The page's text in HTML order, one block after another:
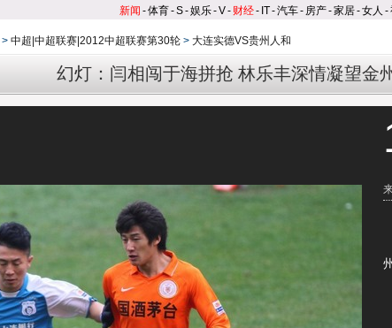
新闻 -体育-S-娱乐-V- 财经- IT-汽车- 房产-家居-女人 -
> 中超|中超联赛|2012中超联赛第30轮 > 大连实德VS贵州人和
幻灯：闫相闯于海拼抢 林乐丰深情凝望金